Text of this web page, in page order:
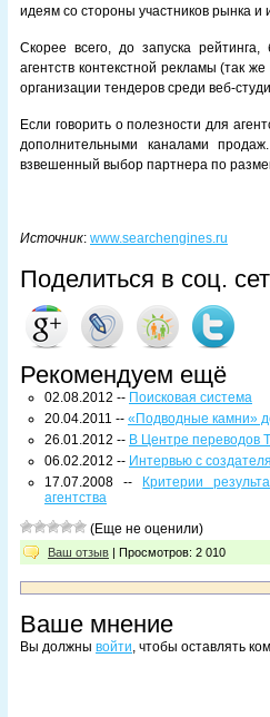
идеям со стороны участников рынка и
Скорее всего, до запуска
агентств контекстной рекламы (так
организации тендеров среди веб-
Если говорить о полезности для
дополнительными каналами
взвешенный выбор партнера по
Источник: www.searchengines.ru
Поделиться в соц.
Рекомендуем ещё
02.08.2012 -- Поисковая система
20.04.2011 -- «Подводные камни»
26.01.2012 -- В Центре переводов
06.02.2012 -- Интервью с
17.07.2008 --
Критерии
агентства
(Еще не оценили)
Ваш отзыв | Просмотров: 2 010
Ваше мнение
Вы должны войти, чтобы оставлять